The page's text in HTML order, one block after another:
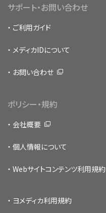
サポート・お問い合わせ
ご利用ガイド
メディカIDについて
お問い合わせ
ポリシー・規約
会社概要
個人情報について
Webサイトコンテンツ利用規約
ヨメディカ利用規約